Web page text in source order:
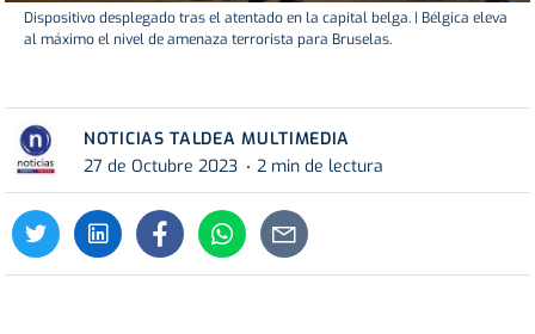
Dispositivo desplegado tras el atentado en la capital belga. | Bélgica eleva
al máximo el nivel de amenaza terrorista para Bruselas.
NOTICIAS TALDEA MULTIMEDIA
27 de Octubre 2023
2 min de lectura